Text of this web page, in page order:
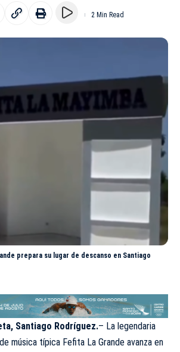
2 Min Read
prepara su lugar de descanso en Santiago
Santiago Rodríguez.– La legendaria
música típica Fefita La Grande avanza en